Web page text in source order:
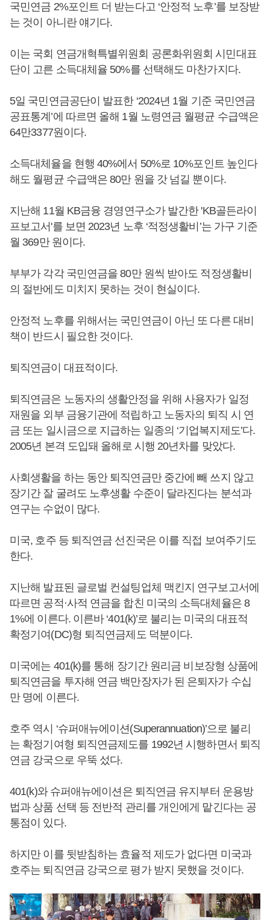
국민연금 2%포인트 더 받는다고 ‘안정적 노후’를 보장받
는 것이 아니란 얘기다.
이는 국회 연금개혁특별위원회 공론화위원회 시민대표
단이 고른 소득대체율 50%를 선택해도 마찬가지다.
5일 국민연금공단이 발표한 ‘2024년 1월 기준 국민연금
공표통계’에 따르면 올해 1월 노령연금 월평균 수급액은
64만3377원이다.
소득대체율을 현행 40%에서 50%로 10%포인트 높인다
해도 월평균 수급액은 80만 원을 갓 넘길 뿐이다.
지난해 11월 KB금융 경영연구소가 발간한 'KB골든라이
프보고서'를 보면 2023년 노후 ‘적정생활비’는 가구 기준
월 369만 원이다.
부부가 각각 국민연금을 80만 원씩 받아도 적정생활비
의 절반에도 미치지 못하는 것이 현실이다.
안정적 노후를 위해서는 국민연금이 아닌 또 다른 대비
책이 반드시 필요한 것이다.
퇴직연금이 대표적이다.
퇴직연금은 노동자의 생활안정을 위해 사용자가 일정
재원을 외부 금융기관에 적립하고 노동자의 퇴직 시 연
금 또는 일시금으로 지급하는 일종의 ‘기업복지제도’다.
2005년 본격 도입돼 올해로 시행 20년차를 맞았다.
사회생활을 하는 동안 퇴직연금만 중간에 빼 쓰지 않고
장기간 잘 굴려도 노후생활 수준이 달라진다는 분석과
연구는 수없이 많다.
미국, 호주 등 퇴직연금 선진국은 이를 직접 보여주기도
한다.
지난해 발표된 글로벌 컨설팅업체 맥킨지 연구보고서에
따르면 공적·사적 연금을 합친 미국의 소득대체율은 8
1%에 이른다. 이른바 ‘401(k)’로 불리는 미국의 대표적
확정기여(DC)형 퇴직연금제도 덕분이다.
미국에는 401(k)를 통해 장기간 원리금 비보장형 상품에
퇴직연금을 투자해 연금 백만장자가 된 은퇴자가 수십
만 명에 이른다.
호주 역시 ‘슈퍼애뉴에이션(Superannuation)’으로 불리
는 확정기여형 퇴직연금제도를 1992년 시행하면서 퇴직
연금 강국으로 우뚝 섰다.
401(k)와 슈퍼애뉴에이션은 퇴직연금 유지부터 운용방
법과 상품 선택 등 전반적 관리를 개인에게 맡긴다는 공
통점이 있다.
하지만 이를 뒷받침하는 효율적 제도가 없다면 미국과
호주는 퇴직연금 강국으로 평가 받지 못했을 것이다.